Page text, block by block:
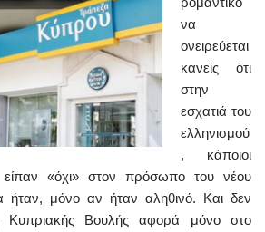
να
ονειρεύεται
κανείς ότι
στην
εσχατιά του
ελληνισμού
, κάποιοι
είπαν «όχι» στον πρόσωπο του νέου
ήταν, μόνο αν ήταν αληθινό. Και δεν
Κυπριακής Βουλής αφορά μόνο στο